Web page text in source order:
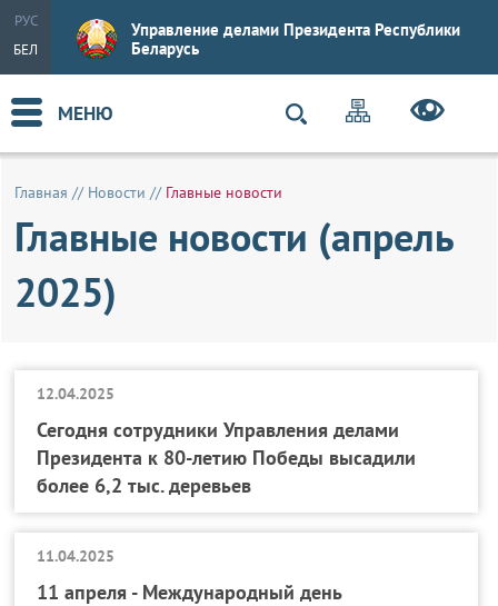
РУС
БЕЛ
Управление делами Президента Республики
Беларусь
МЕНЮ
Главная // Новости // Главные новости
Главные новости (апрель
2025)
12.04.2025
Сегодня сотрудники Управления делами
Президента к 80-летию Победы высадили
более 6,2 тыс. деревьев
11.04.2025
11 апреля - Международный день